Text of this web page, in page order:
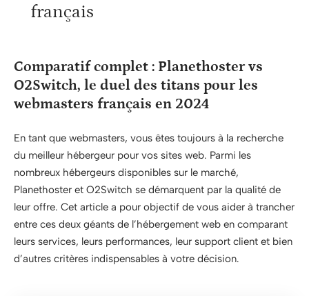
français
Comparatif complet : Planethoster vs
O2Switch, le duel des titans pour les
webmasters français en 2024
En tant que webmasters, vous êtes toujours à la recherche
du meilleur hébergeur pour vos sites web. Parmi les
nombreux hébergeurs disponibles sur le marché,
Planethoster et O2Switch se démarquent par la qualité de
leur offre. Cet article a pour objectif de vous aider à trancher
entre ces deux géants de l’hébergement web en comparant
leurs services, leurs performances, leur support client et bien
d’autres critères indispensables à votre décision.